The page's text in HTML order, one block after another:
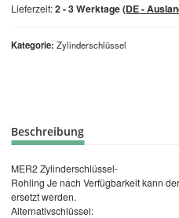
Kategorie Zylinderschlüssel
Lieferzeit:2 - 3 Werktage(DE -
Beschreibung
MER2 Zylinderschlüssel-
Rohling Je nach Verfügbarkeit kann
ersetzt werden.
Alternativschlüssel: